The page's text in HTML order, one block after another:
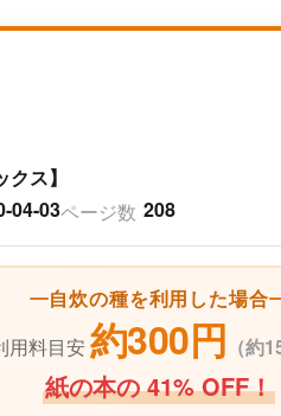
ス】
04-03ページ数 208
自炊の種を利用した場合
用料目安約300円 （約
紙の本の 41% OFF！